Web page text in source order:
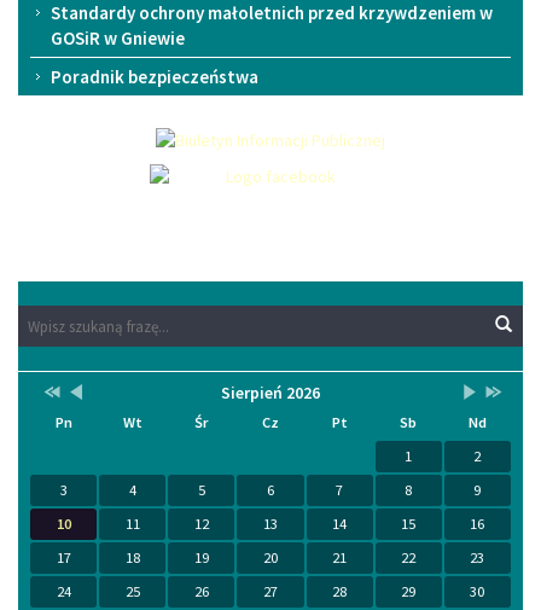
Standardy ochrony małoletnich przed krzywdzeniem w
GOSiR w Gniewie
Poradnik bezpieczeństwa
Wyszukiwarka
Wyszukaj
Kalendarium Lista
wydarzeń
Sierpień 2026Brak
PrzestawPrzestaw
na
Przestaw
na
Wrzesień
2026
na
Sierpień
2027
Pn Wt Śr Cz Pt Sb
Nd
1
2
3
4 5 6 7 8
9
10
11 12 13 14 15
16
17
18 19 20 21 22
23
24
25 26 27 28 29 30